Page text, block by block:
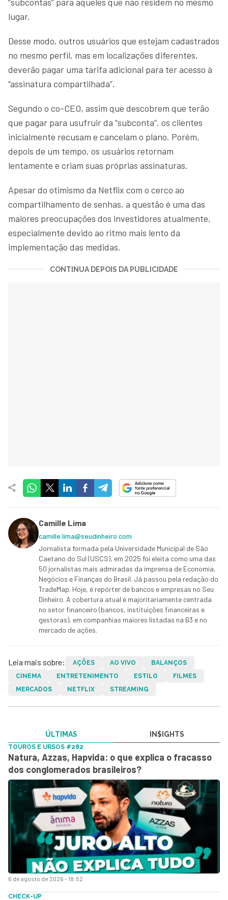
lugar.
Desse modo, outros usuários que estejam cadastrados
no mesmo perfil, mas em localizações diferentes,
deverão pagar uma tarifa adicional para ter acesso à
“assinatura compartilhada”.
Segundo o co-CEO, assim que descobrem que terão
que pagar para usufruir da “subconta”, os clientes
inicialmente recusam e cancelam o plano. Porém,
depois de um tempo, os usuários retornam
lentamente e criam suas próprias assinaturas.
Apesar do otimismo da Netflix com o cerco ao
compartilhamento de senhas, a questão é uma das
maiores preocupações dos investidores atualmente,
especialmente devido ao ritmo mais lento da
implementação das medidas.
CONTINUA DEPOIS DA PUBLICIDADE
Camille Lima
camille.lima@seudinheiro.com
Jornalista formada pela Universidade Municipal de São
Caetano do Sul (USCS), em 2025 foi eleita como uma das
50 jornalistas mais admiradas da imprensa de Economia,
Negócios e Finanças do Brasil. Já passou pela redação do
TradeMap. Hoje, é repórter de bancos e empresas no Seu
Dinheiro. A cobertura atual é majoritariamente centrada
no setor financeiro (bancos, instituições financeiras e
gestoras), em companhias maiores listadas na B3 e no
mercado de ações.
Leia mais sobre: AÇÕES AO VIVO
BALANÇOS
CINEMA
ENTRETENIMENTO ESTILO
FILMES
MERCADOS
NETFLIX STREAMING
ÚLTIMAS IN$IGHTS
6 de agosto de 2026 - 18:52
TOUROS E URSOS #282
Natura, Azzas, Hapvida: o que explica o fracasso
dos conglomerados brasileiros?
CHECK-UP